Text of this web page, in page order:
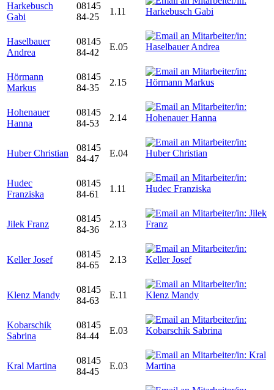
Harkebusch
Gabi
08145
84-25
1.11
Haselbauer
Andrea
08145
84-42
E.05
Hörmann
Markus
08145
84-35
2.15
Hohenauer
Hanna
08145
84-53
2.14
Huber Christian
08145
84-47
E.04
Hudec
Franziska
08145
84-61
1.11
Jilek Franz
08145
84-36
2.13
Keller Josef
08145
84-65
2.13
Klenz Mandy
08145
84-63
E.11
Kobarschik
Sabrina
08145
84-44
E.03
Kral Martina
08145
84-45
E.03